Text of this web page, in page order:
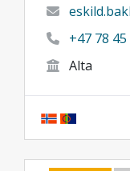
+47 78 45
Alta